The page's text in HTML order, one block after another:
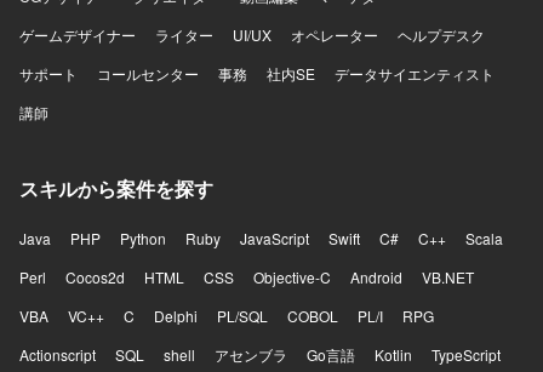
ゲームデザイナー
ライター UI/UX オペレーター
ヘルプデスク
サポート
コールセンター 事務 社内SE
データサイエンティスト
講師
スキルから案件を探す
Java PHP Python Ruby JavaScript Swift C# C++
Scala
Perl
Cocos2d HTML CSS Objective-C Android
VB.NET
VBA
VC++ C Delphi PL/SQL COBOL PL/I
RPG
Actionscript
SQL shell アセンブラ Go言語 Kotlin
TypeScript